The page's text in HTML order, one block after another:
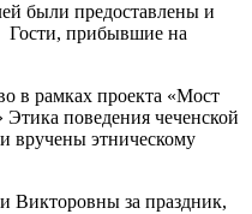
были предоставлены и
Гости, прибывшие на
в рамках проекта «Мост
поведения чеченской
вручены этническому
Викторовны за праздник,